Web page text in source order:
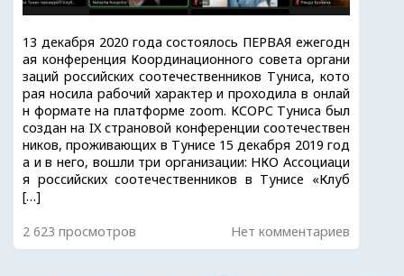
13 декабря 2020 года состоялось ПЕРВАЯ ежегодн
ая конференция Координационного совета органи
заций российских соотечественников Туниса, кото
рая носила рабочий характер и проходила в онлай
н формате на платформе zoom. КСОРС Туниса был
создан на IX страновой конференции соотечествен
ников, проживающих в Тунисе 15 декабря 2019 год
а и в него, вошли три организации: НКО Ассоциаци
я российских соотечественников в Тунисе «Клуб
[…]
2 623 просмотров Нет комментариев